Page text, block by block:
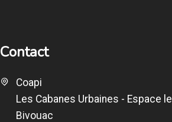
Contact
Coapi
Les Cabanes Urbaines - Espace le
Bivouac